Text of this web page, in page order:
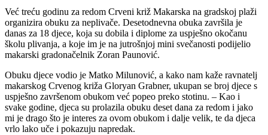
Već treću godinu za redom Crveni križ Makarska na gradskoj plaži
organizira obuku za neplivače. Desetodnevna obuka završila je
danas za 18 djece, koja su dobila i diplome za uspješno okočanu
školu plivanja, a koje im je na jutrošnjoj mini svečanosti podijelio
makarski gradonačelnik Zoran Paunović.
Obuku djece vodio je Matko Milunović, a kako nam kaže ravnatelj
makarskog Crvenog križa Gloryan Grabner, ukupan se broj djece s
uspješno završenom obukom već popeo preko stotinu. – Kao i
svake godine, djeca su prolazila obuku deset dana za redom i jako
mi je drago što je interes za ovom obukom i dalje velik, te da djeca
vrlo lako uče i pokazuju napredak.